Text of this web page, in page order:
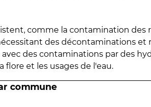
comme la contamination des
des décontaminations et
des contaminations par des
flore et les usages de l'eau.
commune